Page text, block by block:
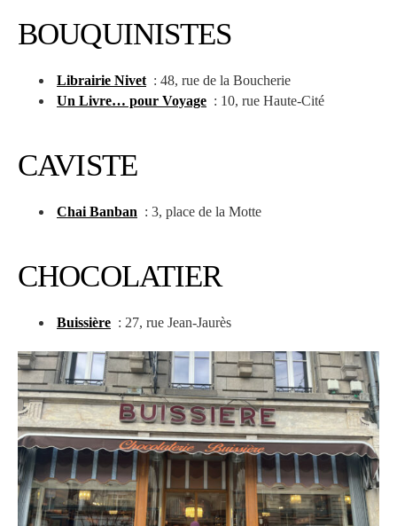
BOUQUINISTES
Librairie Nivet : 48, rue de la Boucherie
Un Livre… pour Voyage : 10, rue Haute-Cité
CAVISTE
Chai Banban : 3, place de la Motte
CHOCOLATIER
Buissière : 27, rue Jean-Jaurès